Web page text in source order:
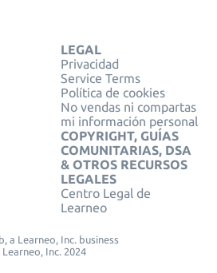
LEGAL
Privacidad
Service Terms
Política de cookies
No vendas ni compartas
mi información personal
COPYRIGHT, GUÍAS
COMUNITARIAS, DSA
& OTROS RECURSOS
LEGALES
Centro Legal de
Learneo
a Learneo, Inc. business
Inc. 2024